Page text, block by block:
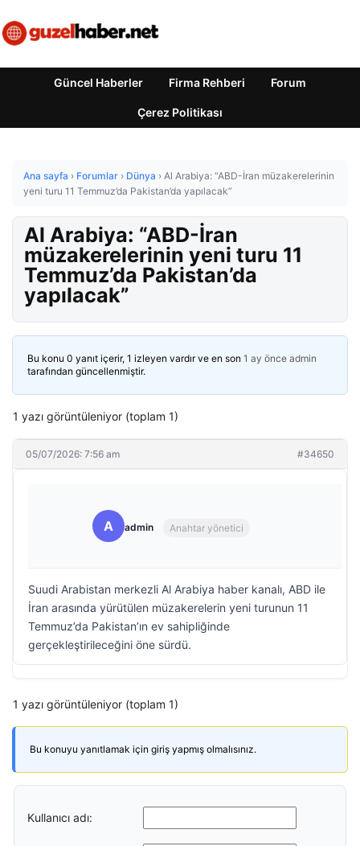
Güncel Haberler Firma Rehberi Forum
Çerez Politikası
Ana sayfa › Forumlar › Dünya › Al Arabiya: “ABD-İran müzakerelerinin
yeni turu 11 Temmuz’da Pakistan’da yapılacak”
Al Arabiya: “ABD-İran
müzakerelerinin yeni turu 11
Temmuz’da Pakistan’da
yapılacak”
Bu konu 0 yanıt içerir, 1 izleyen vardır ve en son 1 ay önce admin
tarafından güncellenmiştir.
1 yazı görüntüleniyor (toplam 1)
05/07/2026: 7:56 am #34650
A admin Anahtar yönetici
Suudi Arabistan merkezli Al Arabiya haber kanalı, ABD ile
İran arasında yürütülen müzakerelerin yeni turunun 11
Temmuz’da Pakistan’ın ev sahipliğinde
gerçekleştirileceğini öne sürdü.
1 yazı görüntüleniyor (toplam 1)
Bu konuyu yanıtlamak için giriş yapmış olmalısınız.
Kullanıcı adı: